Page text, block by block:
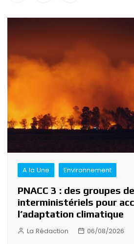
Navigation
de
l’article
A la Une Environnement
PNACC 3 : des groupes
interministériels pour
l’adaptation climatique
La Rédaction 06/08/2026